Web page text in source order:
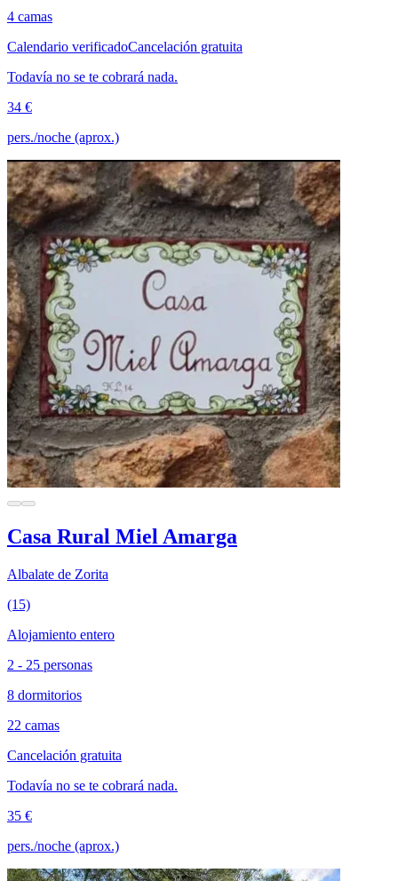
4 camas
Calendario verificadoCancelación gratuita
Todavía no se te cobrará nada.
34 €
pers./noche (aprox.)
Casa Rural Miel Amarga
Albalate de Zorita
(15)
Alojamiento entero
2 - 25 personas
8 dormitorios
22 camas
Cancelación gratuita
Todavía no se te cobrará nada.
35 €
pers./noche (aprox.)